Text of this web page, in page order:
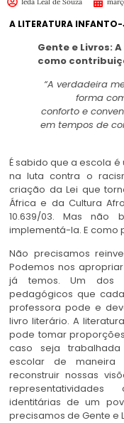
A LITERATURA
Gente e Livros:
como
“A verdadeira
forma
conforto e
em tempos de
É sabido que a escola
na luta contra o
criação da Lei que
África e da Cultura
10.639/03. Mas não
implementá-la. E como
Não precisamos
Podemos nos
já temos. Um dos
pedagógicos que
professora pode e
livro literário. A
pode tomar
caso seja
escolar de maneira
reconstruir nossas
identitárias de um
precisamos de Gente e